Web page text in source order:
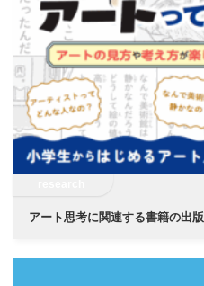
アート思考に関連する書籍の出版